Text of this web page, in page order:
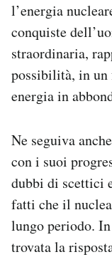
AREA
Newsletter
Notifiche
Regala il Post
Esci
l’energia
conquiste
straordinaria,
possibilità, in un
energia in
Ne seguiva
con i suoi
dubbi di scettici
fatti che il
lungo periodo.
trovata la